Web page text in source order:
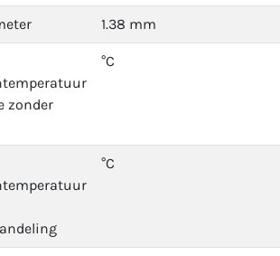
1.38 mm
zonder
°C
°C